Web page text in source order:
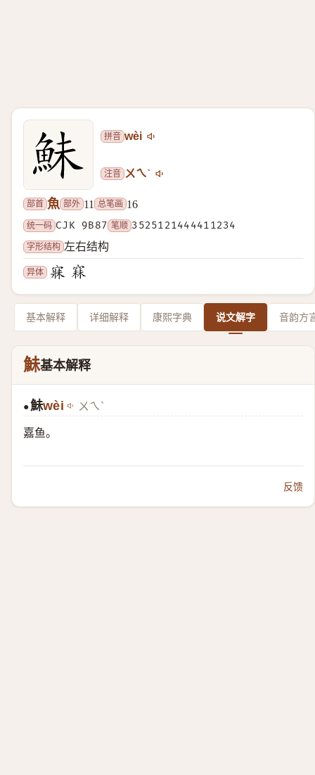
拼音 wèi
注音 ㄨㄟˋ
部首 魚 部外 11 总笔画 16
统一码 CJK 9B87 笔顺 3525121444411234
字形结构 左右结构
异体
基本解释 详细解释 康熙字典 说文解字 音韵方
鮇基本解释
●鮇wèi ㄨㄟˋ
嘉鱼。
反馈